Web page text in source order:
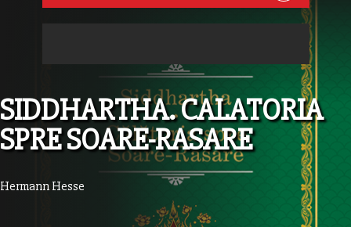
SIDDHARTHA. CALATORIA
SPRE SOARE-RASARE
Hermann Hesse